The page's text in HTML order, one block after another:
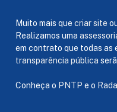
Muito mais que criar site
Realizamos uma
em contrato que todas as
transparência pública
Conheça o PNTP e o